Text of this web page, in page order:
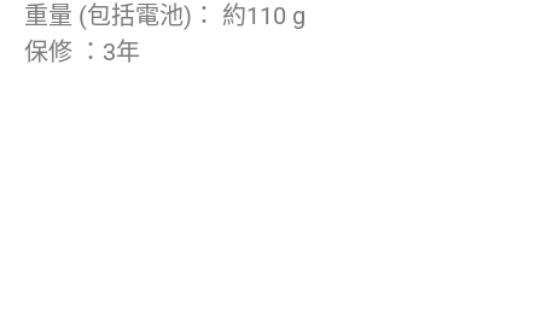
重量 (包括電池)： 約110 g
保修 ：3年